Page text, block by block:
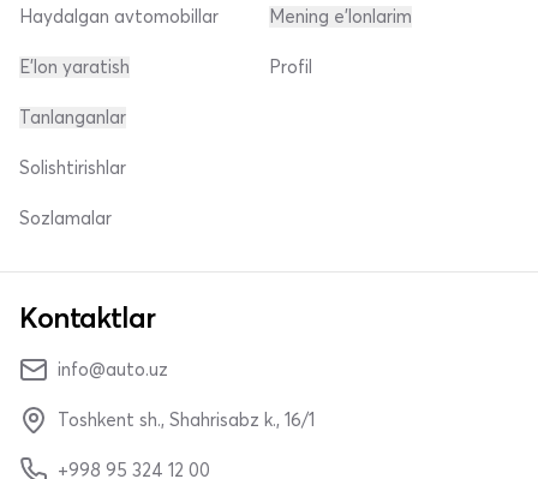
Haydalgan avtomobillar
E'lon yaratish
Mening e'lonlarim
Profil
Tanlanganlar
Solishtirishlar
Sozlamalar
Kontaktlar
info@auto.uz
Toshkent sh., Shahrisabz k., 16/1
+998 95 324 12 00